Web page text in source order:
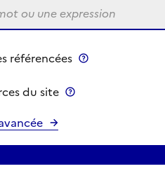
de recherche
référencées
du site